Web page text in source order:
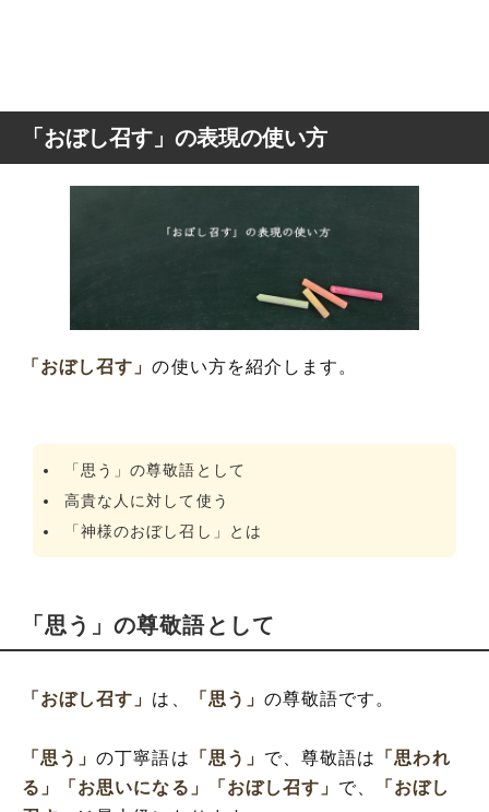
「おぼし召す」の表現の使い方
「おぼし召す」の使い方を紹介します。
「思う」の尊敬語として
高貴な人に対して使う
「神様のおぼし召し」とは
「思う」の尊敬語として
「おぼし召す」 は、 「思う」 の尊敬語です。
「思う」の丁寧語は 「思う」 で、尊敬語は
「思われ
る」
「お思いになる」 「おぼし召す」 で、
「おぼし